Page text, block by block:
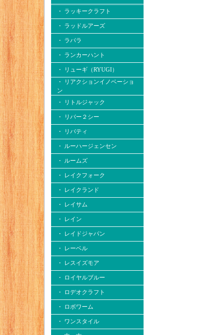
・ ラッキークラフト
・ ラッドルアーズ
・ ラパラ
・ ランカーハント
・ リューギ（RYUGI）
・ リアクションイノベーショ
ン
・ リトルジャック
・ リバー２シー
・ リバティ
・ ルーハージェンセン
・ ルームズ
・ レイクフォーク
・ レイクランド
・ レイサム
・ レイン
・ レイドジャパン
・ レーベル
・ レスイズモア
・ ロイヤルブルー
・ ロデオクラフト
・ ロボワーム
・ ワンスタイル